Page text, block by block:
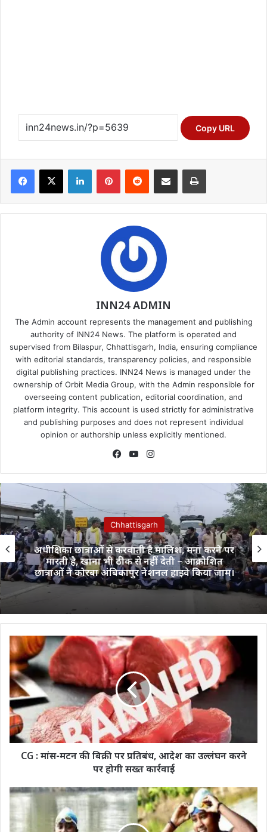
Copy URL
Facebook
X LinkedInPinterestReddit Share via Email Print
INN24 ADMIN
The Admin account represents the management and publishing
authority of INN24 News. The platform is operated and
supervised from Bilaspur, Chhattisgarh, India, ensuring compliance
with editorial standards, transparency policies, and responsible
digital publishing practices. INN24 News is managed under the
ownership of Orbit Media Group, with the Admin responsible for
overseeing content publication, editorial coordination, and
platform integrity. This account is used strictly for administrative
and publishing purposes and does not represent individual
opinion or authorship unless explicitly mentioned.
FacebookYouTube
Chhattisgarh
अधीक्षिका छात्राओं से करवाती है मालिश, मना करने पर
मारती है, खाना भी ठीक से नहीं देती – आक्रोशित
छात्राओं ने कोरबा अंबिकापुर नेशनल हाइवे किया जाम।
CG
:
मांस-
मटन
की
बिक्री
पर
प्रतिबंध,
आदेश
पर
होगी
सख्त
कार्रवाई
CG : मांस-मटन की बिक्री पर प्रतिबंध, आदेश का उल्लंघन करने
पर होगी सख्त कार्रवाई
रायपुर
चन्द्रकला